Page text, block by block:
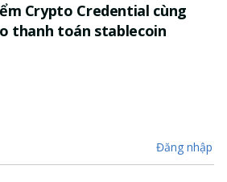
Crypto Credential cùng
thanh toán stablecoin
Đăng nhập